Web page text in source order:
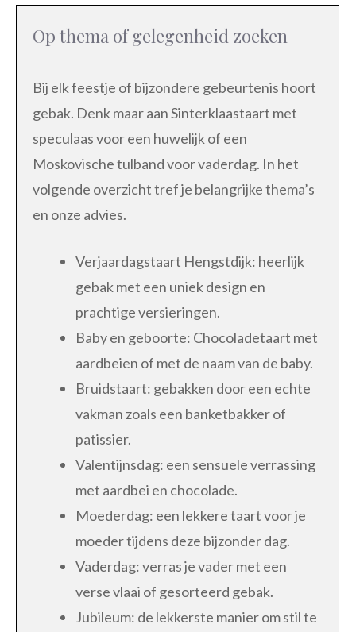
Op thema of gelegenheid zoeken
Bij elk feestje of bijzondere gebeurtenis hoort
gebak. Denk maar aan Sinterklaastaart met
speculaas voor een huwelijk of een
Moskovische tulband voor vaderdag. In het
volgende overzicht tref je belangrijke thema’s
en onze advies.
Verjaardagstaart Hengstdijk: heerlijk
gebak met een uniek design en
prachtige versieringen.
Baby en geboorte: Chocoladetaart met
aardbeien of met de naam van de baby.
Bruidstaart: gebakken door een echte
vakman zoals een banketbakker of
patissier.
Valentijnsdag: een sensuele verrassing
met aardbei en chocolade.
Moederdag: een lekkere taart voor je
moeder tijdens deze bijzonder dag.
Vaderdag: verras je vader met een
verse vlaai of gesorteerd gebak.
Jubileum: de lekkerste manier om stil te